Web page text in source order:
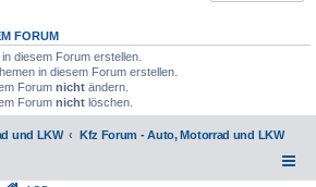
FORUM
diesem Forum erstellen.
in diesem Forum erstellen.
Forum nicht ändern.
Forum nicht löschen.
und LKW Kfz Forum - Auto, Motorrad und LKW